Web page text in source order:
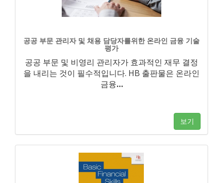
공공 부문 관리자 및 채용 담당자를위한 온라인 금융 기술
평가
공공 부문 및 비영리 관리자가 효과적인 재무 결정
을 내리는 것이 필수적입니다. HB 출판물은 온라인
금융…
보기